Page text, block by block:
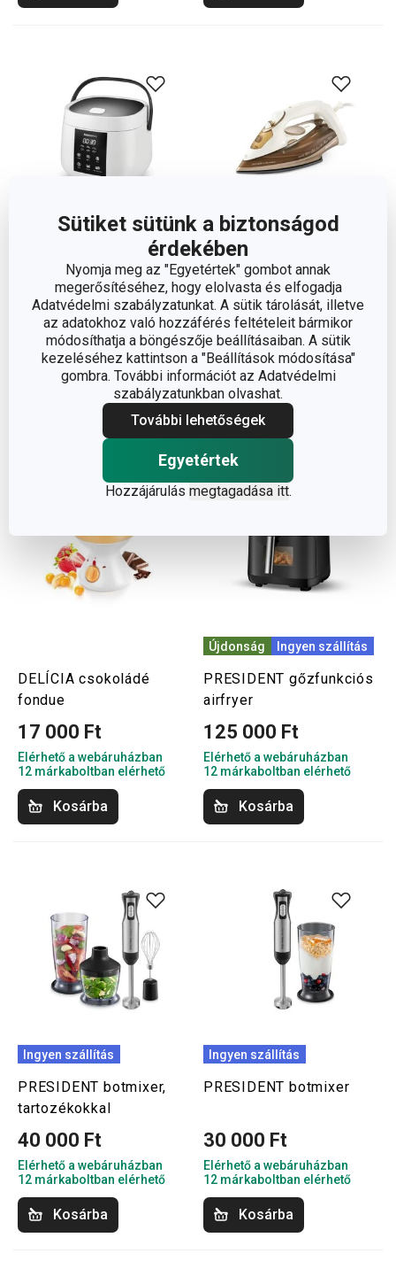
Sütiket sütünk a biztonságod
érdekében
Nyomja meg az "Egyetértek" gombot annak
megerősítéséhez, hogy elolvasta és elfogadja
Adatvédelmi szabályzatunkat. A sütik tárolását, illetve
az adatokhoz való hozzáférés feltételeit bármikor
módosíthatja a böngészője beállításaiban. A sütik
kezeléséhez kattintson a "Beállítások módosítása"
gombra. További információt az Adatvédelmi
szabályzatunkban olvashat.
További lehetőségek
Egyetértek
Hozzájárulás megtagadása itt.
Ingyen szállítás
GrandCHEF digitális
rizsfőző
42 000 Ft
Elérhető a webáruházban
12 márkaboltban elérhető
Ingyen szállítás
FANCY HOME gőzölős
vasaló
25 500 Ft
Elérhető a webáruházban
12 márkaboltban elérhető
Kosárba
DELÍCIA csokoládé
fondue
17 000 Ft
Elérhető a webáruházban
12 márkaboltban elérhető
Kosárba
Újdonság Ingyen szállítás
PRESIDENT gőzfunkciós
airfryer
125 000 Ft
Elérhető a webáruházban
12 márkaboltban elérhető
Kosárba
Ingyen szállítás
PRESIDENT botmixer,
tartozékokkal
40 000 Ft
Elérhető a webáruházban
12 márkaboltban elérhető
Kosárba
Ingyen szállítás
PRESIDENT botmixer
30 000 Ft
Elérhető a webáruházban
12 márkaboltban elérhető
Kosárba